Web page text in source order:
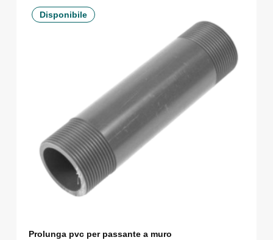
Disponibile
Prolunga pvc per passante a muro